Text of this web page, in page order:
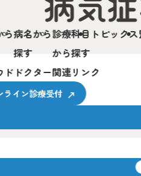
ら病名から
探す
診療科目
から探す
トピックス
ドドクター関連リンク
ライン診療受付